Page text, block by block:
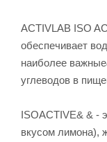
ACTIVLAB ISO
обеспечивает
наиболее
углеводов в
ISOACTIVE& & -
вкусом лимона),